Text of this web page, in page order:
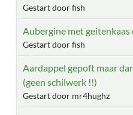
Gestart door fish
Aubergine met
Gestart door fish
Aardappel gepoft maar
(geen schilwerk !!)
Gestart door mr4hughz